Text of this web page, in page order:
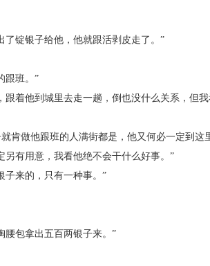
锭银子给他，他就跟活剥皮走了。”
跟班。”
他到城里去走一趟，倒也没什么关系，但我
做他跟班的人满街都是，他又何必一定到这
有用意，我看他绝不会干什么好事。”
来的，只有一种事。”
包拿出五百两银子来。”